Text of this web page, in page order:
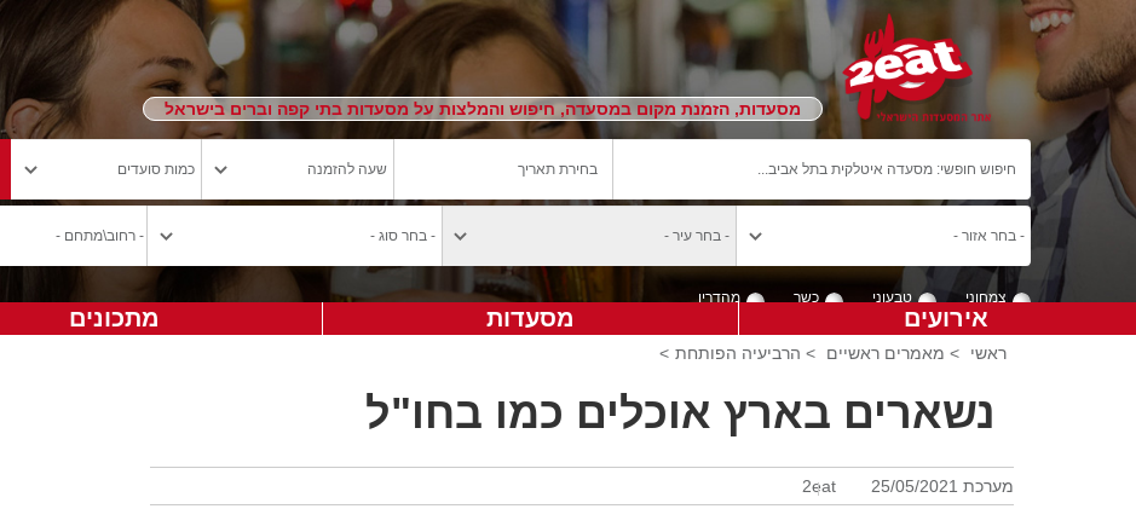
מסעדות, הזמנת מקום במסעדה, חיפוש והמלצות על מסעדות בתי קפה וברים בישראל
צמחוני טבעוני כשר מהדרין
אירועים מסעדות מתכונים
ראשי > מאמרים ראשיים > הרביעיה הפותחת >
נשארים בארץ אוכלים כמו בחו"ל
מערכת 2eat 25/05/2021